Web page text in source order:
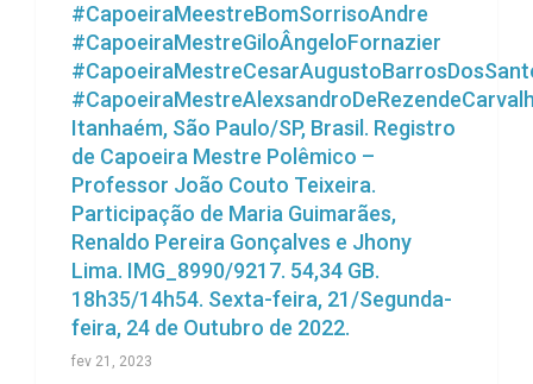
#CapoeiraMeestreBomSorrisoAndre
#CapoeiraMestreGiloÂngeloFornazier
Itanhaém, São Paulo/SP, Brasil. Registro
de Capoeira Mestre Polêmico –
Professor João Couto Teixeira.
Participação de Maria Guimarães,
Renaldo Pereira Gonçalves e Jhony
Lima. IMG_8990/9217. 54,34 GB.
18h35/14h54. Sexta-feira, 21/Segunda-
feira, 24 de Outubro de 2022.
fev 21, 2023